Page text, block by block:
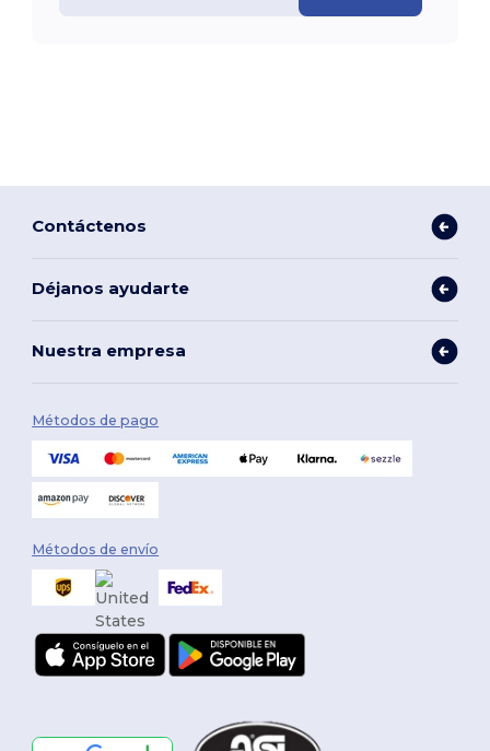
Contáctenos
Déjanos ayudarte
Nuestra empresa
Métodos de pago
Métodos de envío